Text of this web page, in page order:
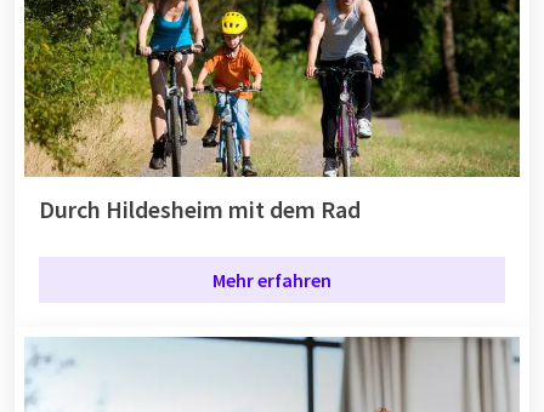
Durch Hildesheim mit dem Rad
Mehr erfahren